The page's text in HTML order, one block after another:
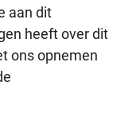
aan dit
heeft over dit
ons opnemen